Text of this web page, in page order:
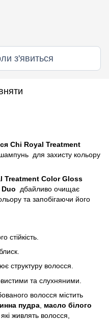
з'явиться
Chi Royal Treatment
для захисту кольору
Treatment Color Gloss
дбайливо очищає
та запобігаючи його
стійкість.
структуру волосся.
та слухняними.
волосся містить
пудра масло білого
, які живлять волосся,